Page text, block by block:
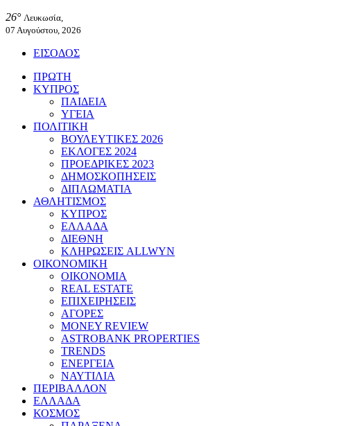
26° Λευκωσία,
07 Αυγούστου, 2026
ΕΙΣΟΔΟΣ
ΠΡΩΤΗ
ΚΥΠΡΟΣ
ΠΑΙΔΕΙΑ
ΥΓΕΙΑ
ΠΟΛΙΤΙΚΗ
ΒΟΥΛΕΥΤΙΚΕΣ 2026
ΕΚΛΟΓΕΣ 2024
ΠΡΟΕΔΡΙΚΕΣ 2023
ΔΗΜΟΣΚΟΠΗΣΕΙΣ
ΔΙΠΛΩΜΑΤΙΑ
ΑΘΛΗΤΙΣΜΟΣ
ΚΥΠΡΟΣ
ΕΛΛΑΔΑ
ΔΙΕΘΝΗ
ΚΛΗΡΩΣΕΙΣ ALLWYN
ΟΙΚΟΝΟΜΙΚΗ
ΟΙΚΟΝΟΜΙΑ
REAL ESTATE
ΕΠΙΧΕΙΡΗΣΕΙΣ
ΑΓΟΡΕΣ
MONEY REVIEW
ASTROBANK PROPERTIES
TRENDS
ΕΝΕΡΓΕΙΑ
ΝΑΥΤΙΛΙΑ
ΠΕΡΙΒΑΛΛΟΝ
ΕΛΛΑΔΑ
ΚΟΣΜΟΣ